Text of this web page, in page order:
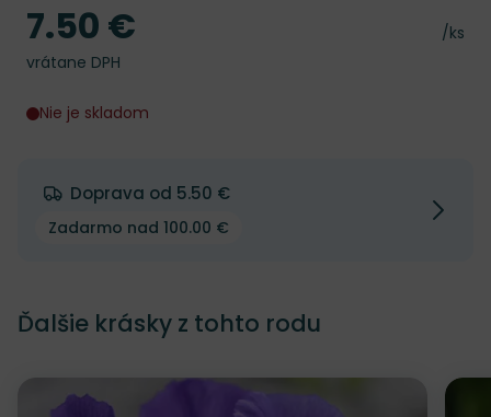
Cena
/ks
Cena
7.50 €
vrátane DPH
Nie je skladom
Doprava od 5.50 €
Zadarmo nad 100.00 €
Ďalšie krásky z tohto rodu